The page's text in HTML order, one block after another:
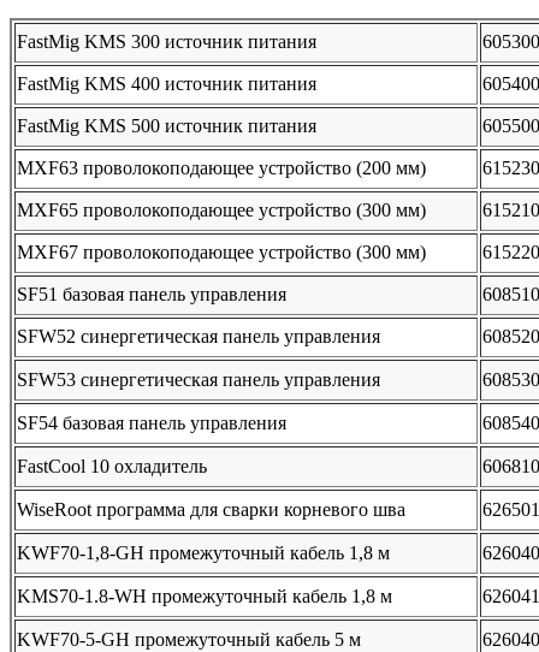
FastMig KMS 300 источник питания
FastMig KMS 400 источник питания
FastMig KMS 500 источник питания
MXF63 проволокоподающее устройство (200 мм)
MXF65 проволокоподающее устройство (300 мм)
MXF67 проволокоподающее устройство (300 мм)
SF51 базовая панель управления
SFW52 синергетическая панель управления
SFW53 синергетическая панель управления
SF54 базовая панель управления
FastCool 10 охладитель
WiseRoot программа для сварки корневого шва
KWF70-1,8-GH промежуточный кабель 1,8 м
KMS70-1.8-WH промежуточный кабель 1,8 м
KWF70-5-GH промежуточный кабель 5 м